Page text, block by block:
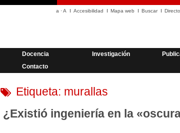
a ·A Accesibilidad Mapa web Buscar
Docencia Investigación
Contacto
Etiqueta: murallas
¿Existió ingeniería en la